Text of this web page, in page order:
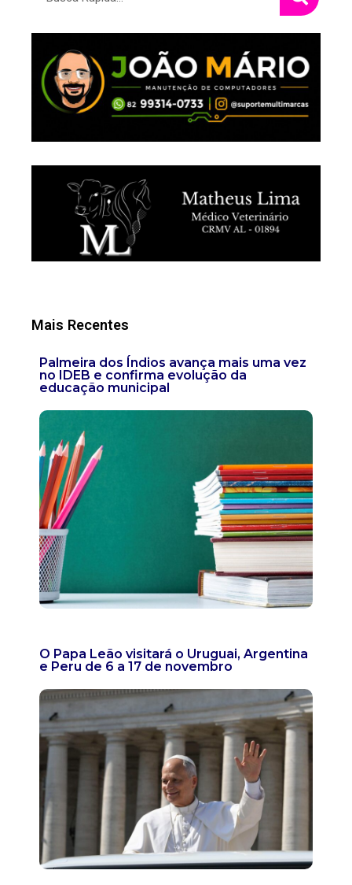
Mais Recentes
Palmeira dos Índios avança mais uma vez
no IDEB e confirma evolução da
educação municipal
O Papa Leão visitará o Uruguai, Argentina
e Peru de 6 a 17 de novembro